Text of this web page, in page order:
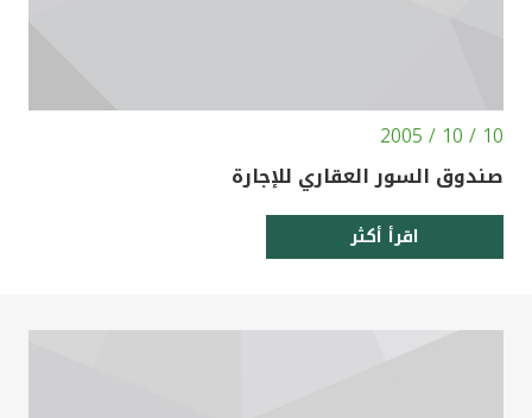
10 / 10 / 2005
صندوق السور العقاري للإجارة
اقرأ أكثر